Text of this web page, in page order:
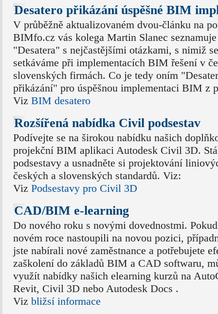
Desatero přikázání úspěšné BIM
V průběžně aktualizovaném dvou-článku na
BIMfo.cz vás kolega Martin Slanec
"Desatera" s nejčastějšími otázkami, s nimiž se
setkáváme při implementacích BIM řešení v
slovenských firmách. Co je tedy oním
přikázání" pro úspěšnou implementaci BIM z
Viz BIM desatero
Rozšířená nabídka Civil podsestav
Podívejte se na širokou nabídku našich
projekční BIM aplikaci Autodesk Civil 3D.
podsestavy a usnadněte si projektování
českých a slovenských standardů. Viz:
Viz Podsestavy pro Civil 3D
CAD/BIM e-learning
Do nového roku s novými dovednostmi.
novém roce nastoupili na novou pozici,
jste nabírali nové zaměstnance a potřebujete
zaškolení do základů BIM a CAD softwaru,
využít nabídky našich elearning kurzů na
Revit, Civil 3D nebo Autodesk Docs .
Viz bližsí informace